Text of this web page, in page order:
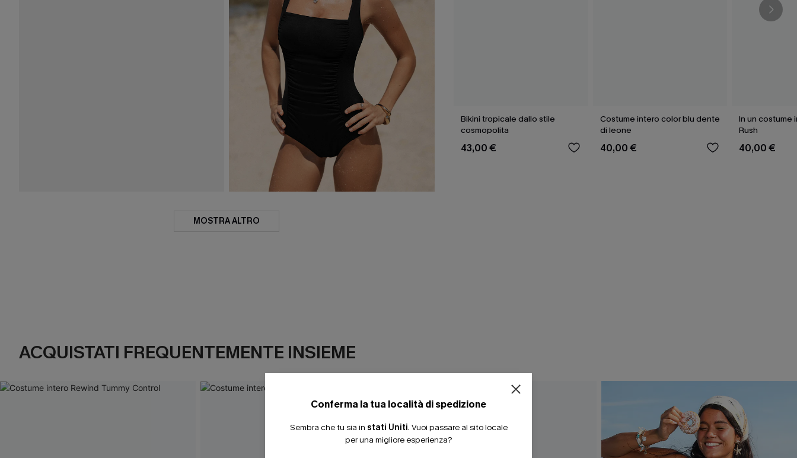
MOSTRA ALTRO
Bikini tropicale dallo stile
cosmopolita
43,00 €
Costume intero color blu dente
di leone
40,00 €
In un costume
Rush
40,00 €
ACQUISTATI FREQUENTEMENTE INSIEME
Conferma la tua località di spedizione
Sembra che tu sia in stati Uniti. Vuoi passare al sito locale
per una migliore esperienza?
20% DI SCONTO SU 2 O PIÙ ARTICOLI